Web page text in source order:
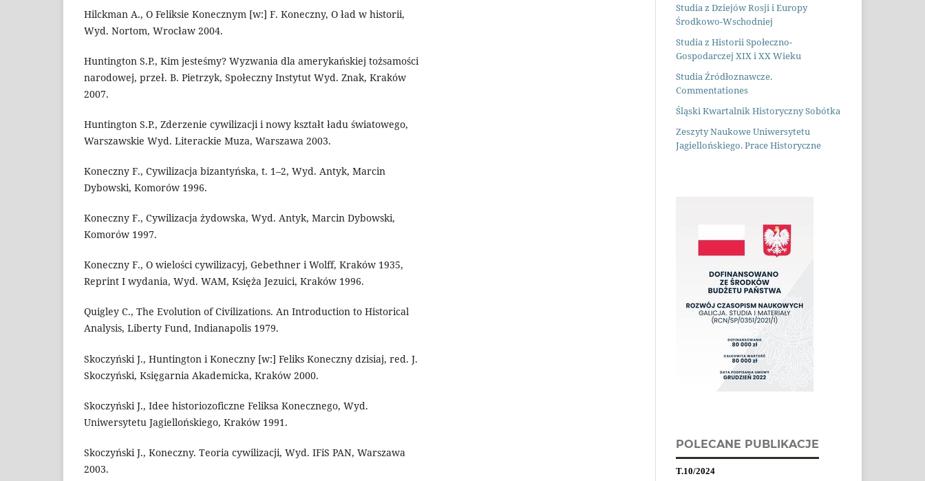
Hilckman A., O Feliksie Konecznym [w:] F. Koneczny, O ład w historii,
Wyd. Nortom, Wrocław 2004.
Huntington S.P., Kim jesteśmy? Wyzwania dla amerykańskiej tożsamości
narodowej, przeł. B. Pietrzyk, Społeczny Instytut Wyd. Znak, Kraków
2007.
Huntington S.P., Zderzenie cywilizacji i nowy kształt ładu światowego,
Warszawskie Wyd. Literackie Muza, Warszawa 2003.
Koneczny F., Cywilizacja bizantyńska, t. 1–2, Wyd. Antyk, Marcin
Dybowski, Komorów 1996.
Koneczny F., Cywilizacja żydowska, Wyd. Antyk, Marcin Dybowski,
Komorów 1997.
Koneczny F., O wielości cywilizacyj, Gebethner i Wolff, Kraków 1935,
Reprint I wydania, Wyd. WAM, Księża Jezuici, Kraków 1996.
Quigley C., The Evolution of Civilizations. An Introduction to Historical
Analysis, Liberty Fund, Indianapolis 1979.
Skoczyński J., Huntington i Koneczny [w:] Feliks Koneczny dzisiaj, red. J.
Skoczyński, Księgarnia Akademicka, Kraków 2000.
Skoczyński J., Idee historiozoficzne Feliksa Konecznego, Wyd.
Uniwersytetu Jagiellońskiego, Kraków 1991.
Skoczyński J., Koneczny. Teoria cywilizacji, Wyd. IFiS PAN, Warszawa
2003.
Studia z Dziejów Rosji i Europy
Środkowo-Wschodniej
Studia z Historii Społeczno-
Gospodarczej XIX i XX Wieku
Studia Źródłoznawcze.
Commentationes
Śląski Kwartalnik Historyczny Sobótka
Zeszyty Naukowe Uniwersytetu
Jagiellońskiego. Prace Historyczne
POLECANE PUBLIKACJE
T.10/2024